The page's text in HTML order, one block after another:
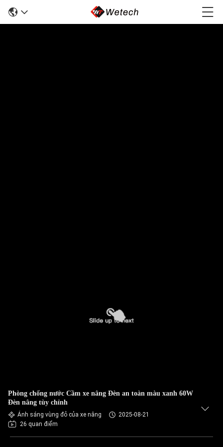
Phòng chống nước Cầm xe nâng Đèn an toàn màu xanh 60W
Đèn nâng tùy chỉnh
Ánh sáng vùng đỏ của xe nâng
2025-08-21
26 quan điểm